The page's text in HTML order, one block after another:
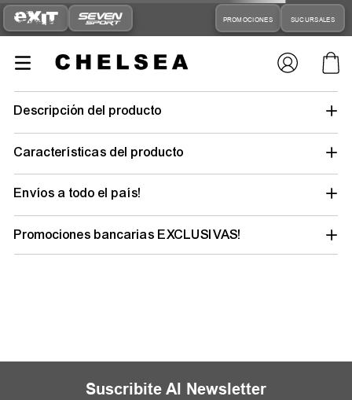
PROMOCIONES SUCURSALES
Descripción del producto
Características del producto
Envíos a todo el país!
Promociones bancarias EXCLUSIVAS!
Suscribite Al Newsletter